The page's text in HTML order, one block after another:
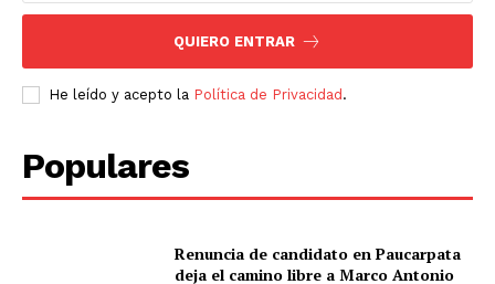
QUIERO ENTRAR
He leído y acepto la Política de Privacidad.
Populares
Renuncia de candidato en Paucarpata
deja el camino libre a Marco Antonio